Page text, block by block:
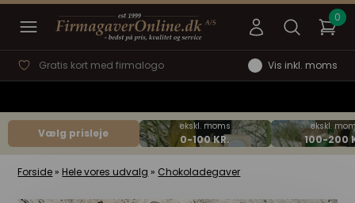
Gratis kort med firmalogo Vis inkl. moms
Vælg prisleje
Forside » Hele vores udvalg » Chokoladegaver